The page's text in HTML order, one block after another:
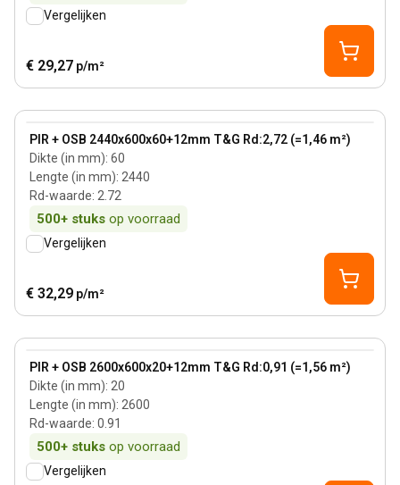
Vergelijken
€ 29,27 p/m²
PIR + OSB 2440x600x60+12mm T&G Rd:2,72 (=1,46 m²)
Dikte (in mm): 60
Lengte (in mm): 2440
Rd-waarde: 2.72
500+ stuks op voorraad
View product
Vergelijken
€ 32,29 p/m²
PIR + OSB 2600x600x20+12mm T&G Rd:0,91 (=1,56 m²)
Dikte (in mm): 20
Lengte (in mm): 2600
Rd-waarde: 0.91
500+ stuks op voorraad
View product
Vergelijken